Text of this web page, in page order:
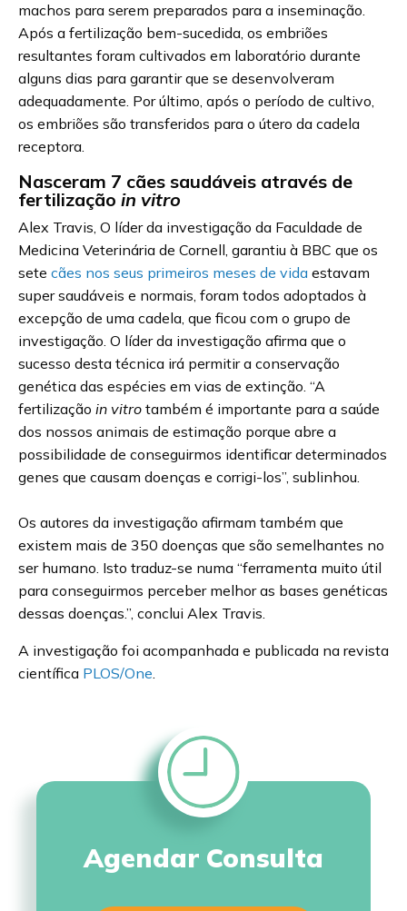
machos para serem preparados para a inseminação.
Após a fertilização bem-sucedida, os embriões
resultantes foram cultivados em laboratório durante
alguns dias para garantir que se desenvolveram
adequadamente. Por último, após o período de cultivo,
os embriões são transferidos para o útero da cadela
receptora.
Nasceram 7 cães saudáveis através de
fertilização in vitro
Alex Travis, O líder da investigação da Faculdade de
Medicina Veterinária de Cornell, garantiu à BBC que os
sete cães nos seus primeiros meses de vida estavam
super saudáveis e normais, foram todos adoptados à
excepção de uma cadela, que ficou com o grupo de
investigação. O líder da investigação afirma que o
sucesso desta técnica irá permitir a conservação
genética das espécies em vias de extinção. “A
fertilização in vitro também é importante para a saúde
dos nossos animais de estimação porque abre a
possibilidade de conseguirmos identificar determinados
genes que causam doenças e corrigi-los”, sublinhou.
Os autores da investigação afirmam também que
existem mais de 350 doenças que são semelhantes no
ser humano. Isto traduz-se numa “ferramenta muito útil
para conseguirmos perceber melhor as bases genéticas
dessas doenças.”, conclui Alex Travis.
A investigação foi acompanhada e publicada na revista
científica PLOS/One.
Agendar Consulta